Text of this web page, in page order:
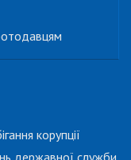
корупції